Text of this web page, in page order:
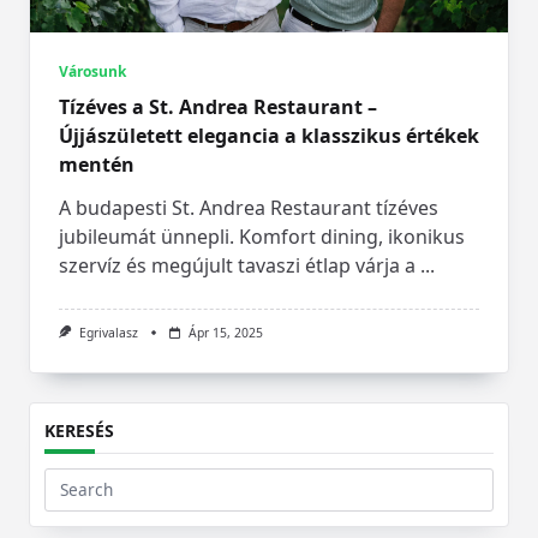
Városunk
Tízéves a St. Andrea Restaurant –
Újjászületett elegancia a klasszikus értékek
mentén
A budapesti St. Andrea Restaurant tízéves
jubileumát ünnepli. Komfort dining, ikonikus
szervíz és megújult tavaszi étlap várja a ...
Egrivalasz Ápr 15, 2025
KERESÉS
Search
for: